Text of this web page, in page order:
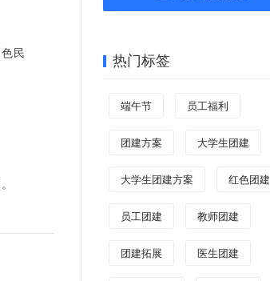
民
热门标签
端午节 员工福利
团建方案 大学生团建
大学生团建方案 红色团建
员工团建 教师团建
团建拓展 医生团建